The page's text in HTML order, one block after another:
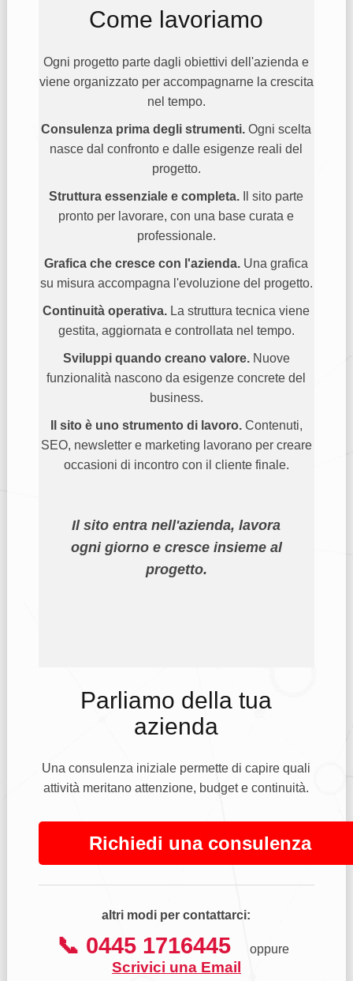
Come lavoriamo
Ogni progetto parte dagli obiettivi dell'azienda e
viene organizzato per accompagnarne la crescita
nel tempo.
Consulenza prima degli strumenti. Ogni scelta
nasce dal confronto e dalle esigenze reali del
progetto.
Struttura essenziale e completa. Il sito parte
pronto per lavorare, con una base curata e
professionale.
Grafica che cresce con l'azienda. Una grafica
su misura accompagna l'evoluzione del progetto.
Continuità operativa. La struttura tecnica viene
gestita, aggiornata e controllata nel tempo.
Sviluppi quando creano valore.Nuove
funzionalità nascono da esigenze concrete del
business.
Il sito è uno strumento di lavoro.Contenuti,
SEO, newsletter e marketing lavorano per creare
occasioni di incontro con il cliente finale.
Il sito entra nell'azienda, lavora
ogni giorno e cresce insieme al
progetto.
Parliamo della tua
azienda
Una consulenza iniziale permette di capire quali
attività meritano attenzione, budget e continuità.
Richiedi una consulenza
altri modi per contattarci:
📞 0445 1716445 oppure
Scrivici una Email